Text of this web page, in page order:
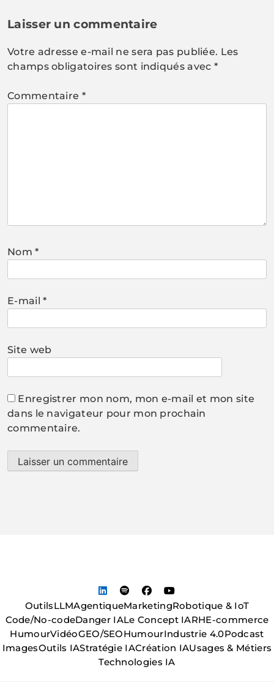
Laisser un commentaire
Votre adresse e-mail ne sera pas publiée. Les
champs obligatoires sont indiqués avec *
Commentaire *
Nom*
E-mail*
Site web
Enregistrer mon nom, mon e-mail et mon site
dans le navigateur pour mon prochain
commentaire.
OutilsLLMAgentiqueMarketingRobotique & IoT
Code/No-codeDanger IALe Concept IARHE-commerce
HumourVidéoGEO/SEOHumourIndustrie 4.0Podcast
ImagesOutils IAStratégie IACréation IAUsages & Métiers
Technologies IA